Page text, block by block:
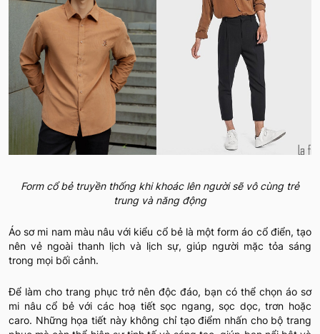
Form cổ bẻ truyền thống khi khoác lên người sẽ vô cùng trẻ
trung và năng động
Áo sơ mi nam màu nâu với kiểu cổ bẻ là một form áo cổ điển, tạo
nên vẻ ngoài thanh lịch và lịch sự, giúp người mặc tỏa sáng
trong mọi bối cảnh.
Để làm cho trang phục trở nên độc đáo, bạn có thể chọn áo sơ
mi nâu cổ bẻ với các hoạ tiết sọc ngang, sọc dọc, trơn hoặc
caro. Những họa tiết này không chỉ tạo điểm nhấn cho bộ trang